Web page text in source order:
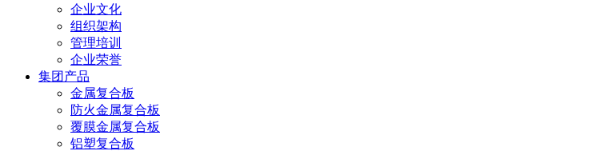
企业文化
组织架构
管理培训
企业荣誉
集团产品
金属复合板
防火金属复合板
覆膜金属复合板
铝塑复合板